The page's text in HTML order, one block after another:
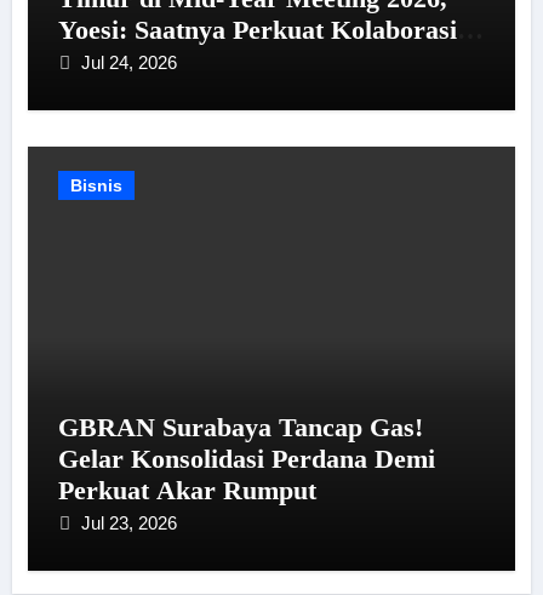
Yoesi: Saatnya Perkuat Kolaborasi
dan Tembus Target!
Jul 24, 2026
Bisnis
GBRAN Surabaya Tancap Gas!
Gelar Konsolidasi Perdana Demi
Perkuat Akar Rumput
Jul 23, 2026